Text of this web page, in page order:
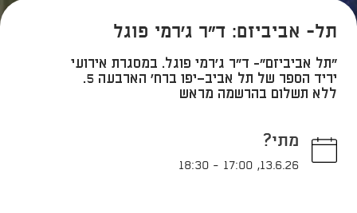
תל- אביביזם: ד"ר ג'רמי פוגל
"תל אביביזם"- ד"ר ג'רמי פוגל. במסגרת אירועי
יריד הספר של תל אביב־יפו ברח' הארבעה 5.
ללא תשלום בהרשמה מראש
מתי?
13.6.26
,
17:00
-
18:30